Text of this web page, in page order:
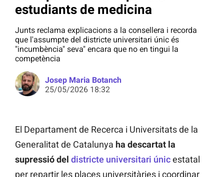
estudiants de medicina
Junts reclama explicacions a la consellera i recorda
que l'assumpte del districte universitari únic és
"incumbència" seva" encara que no en tingui la
competència
Josep Maria Botanch
25/05/2026 18:32
El Departament de Recerca i Universitats de la
Generalitat de Catalunya ha descartat la
supressió del districte universitari únicestatal
per repartir les places universitàries i coordinar